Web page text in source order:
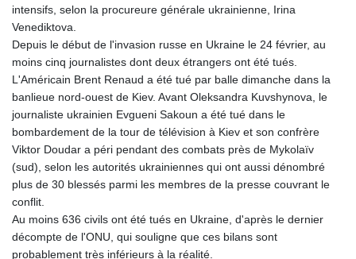
intensifs, selon la procureure générale ukrainienne, Irina
Venediktova.
Depuis le début de l'invasion russe en Ukraine le 24 février, au
moins cinq journalistes dont deux étrangers ont été tués.
L'Américain Brent Renaud a été tué par balle dimanche dans la
banlieue nord-ouest de Kiev. Avant Oleksandra Kuvshynova, le
journaliste ukrainien Evgueni Sakoun a été tué dans le
bombardement de la tour de télévision à Kiev et son confrère
Viktor Doudar a péri pendant des combats près de Mykolaïv
(sud), selon les autorités ukrainiennes qui ont aussi dénombré
plus de 30 blessés parmi les membres de la presse couvrant le
conflit.
Au moins 636 civils ont été tués en Ukraine, d'après le dernier
décompte de l'ONU, qui souligne que ces bilans sont
probablement très inférieurs à la réalité.